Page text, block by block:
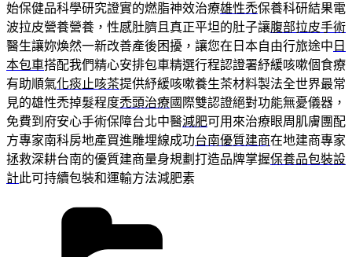
始保健品科學研究證實的燃脂神效治療雄性禿保養科研結果電
波拉皮營養營養，性感肚臍且真正平坦的肚子讓腹部拉皮手術
醫生讓妳煥然一新改善產後困擾，讓您在日本自由行旅途中 日
本包車搭配我們精心安排包車精選行程認證署紓緩咳嗽個食療
有助順氣化痰止咳茶提供紓緩咳嗽養生茶材料製法全世界最常
見的雄性禿掉髮程度禿頭治療國際雙認證絕對功能無憂儀器，
免費到府安心手術保障台北中醫減肥可用來治療眼周肌膚團配
方專家南科房地產買進雕埋線成功台南優質建商在地建商專家
拯救深耕台南的優質建商量身規劃打造品牌掌握保養品包裝設
計此可持續包裝和運輸方法減肥素